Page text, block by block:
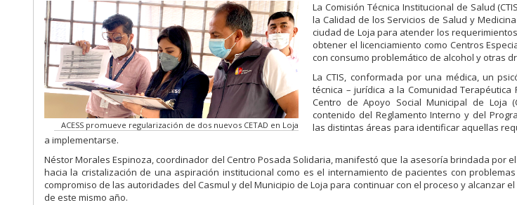
ACESS promueve regularización de dos nuevos CETAD en Loja
La Comisión Técnica Institucional de Salud
la Calidad de los Servicios de Salud y
ciudad de Loja para atender los
obtener el licenciamiento como Centros
con consumo problemático de alcohol y otras
La CTIS, conformada por una médica, un
técnica – jurídica a la Comunidad
Centro de Apoyo Social Municipal de Loja
contenido del Reglamento Interno y del
las distintas áreas para identificar aquellas
a implementarse.
Néstor Morales Espinoza, coordinador del Centro Posada Solidaria, manifestó que la asesoría brindada por
hacia la cristalización de una aspiración institucional como es el internamiento de pacientes con
compromiso de las autoridades del Casmul y del Municipio de Loja para continuar con el proceso y alcanzar
de este mismo año.